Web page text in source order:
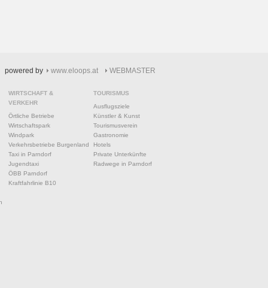
powered by www.eloops.at WEBMASTER
WIRTSCHAFT &
VERKEHR
Örtliche Betriebe
Wirtschaftspark
Windpark
Verkehrsbetriebe Burgenland
Taxi in Parndorf
Jugendtaxi
ÖBB Parndorf
Kraftfahrlinie B10
TOURISMUS
Ausflugsziele
Künstler & Kunst
Tourismusverein
Gastronomie
Hotels
Private Unterkünfte
Radwege in Parndorf